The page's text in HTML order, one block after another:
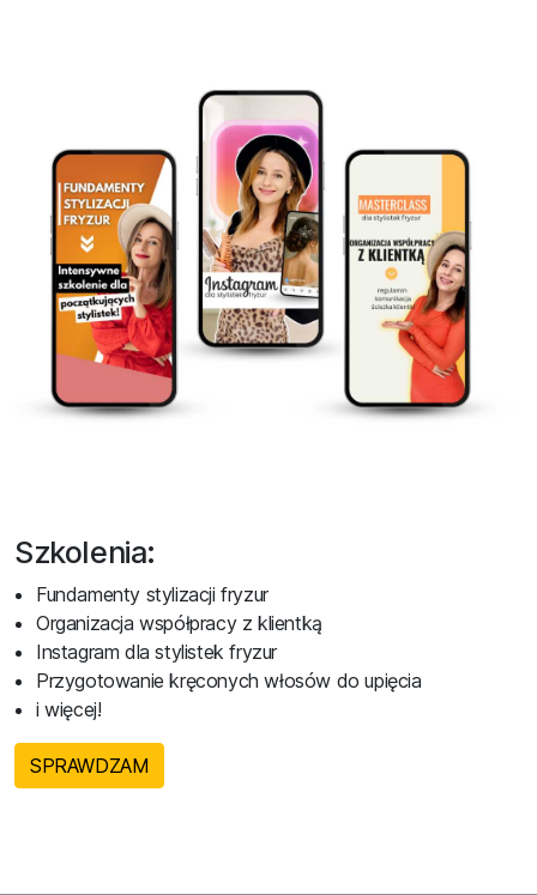
Szkolenia:
Fundamenty stylizacji fryzur
Organizacja współpracy z klientką
Instagram dla stylistek fryzur
Przygotowanie kręconych włosów do upięcia
i więcej!
SPRAWDZAM